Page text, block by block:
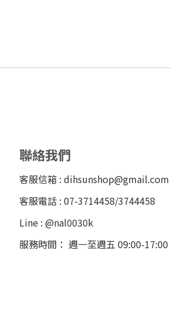
聯絡我們
客服信箱 : dihsunshop@gmail.com
客服電話 : 07-3714458/3744458
Line : @nal0030k
服務時間： 週一至週五 09:00-17:00